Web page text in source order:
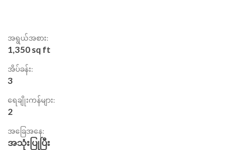
အရွယ်အစား:
1,350 sq ft
အိပ်ခန်း:
3
ရေချိုးကန်များ:
2
အခြေအနေ:
အသုံးပြုပြီး